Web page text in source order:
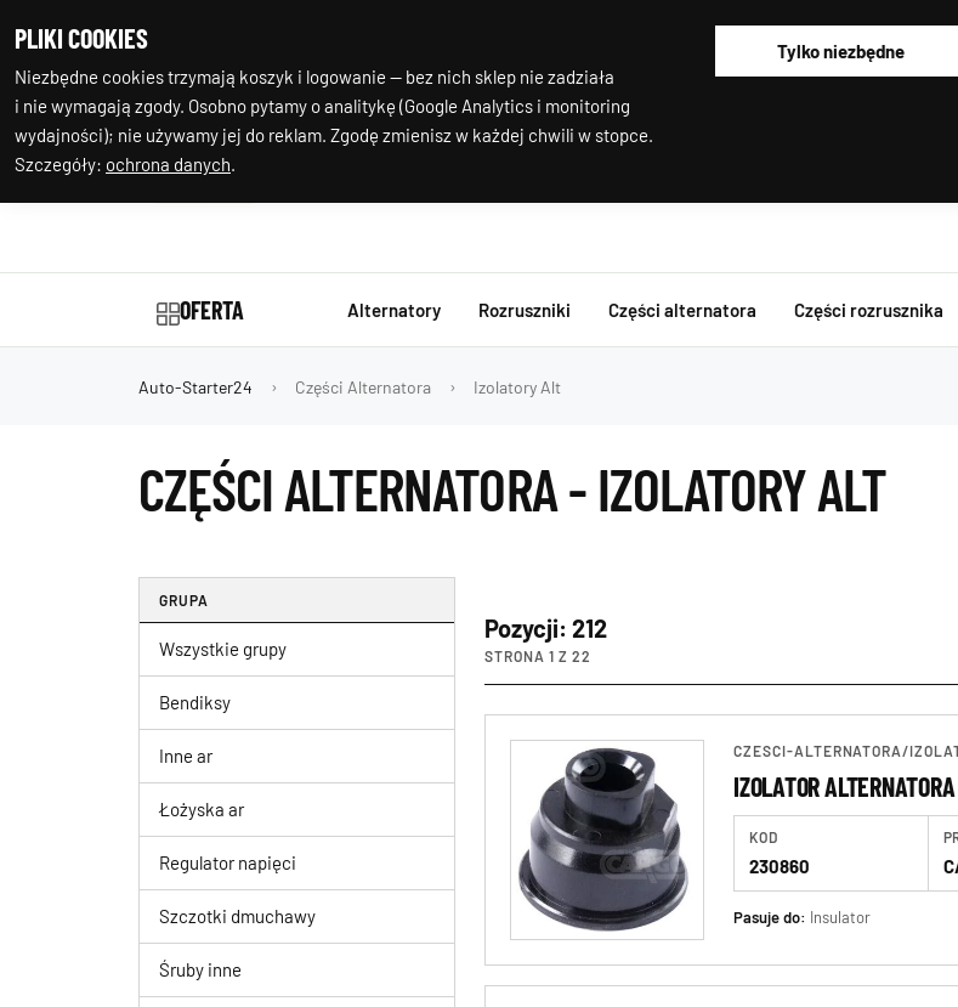
PLIKI COOKIES
Niezbędne cookies trzymają koszyk i logowanie — bez nich sklep nie zadziała
i nie wymagają zgody. Osobno pytamy o analitykę (Google Analytics i monitoring
wydajności); nie używamy jej do reklam. Zgodę zmienisz w każdej chwili w stopce.
Szczegóły: ochrona danych.
Tylko niezbędne
Pracujemy od poniedziałku do piątku od 8:00 do
Regenerujemy alternatory i rozruszniki od 2012
Regenerujemy filtry cząstek stałych
Rozruszniki o Wysokim Momencie Obrotowym
OFERTA Alternatory Rozruszniki Części alternatora Części rozrusznika
Auto-Starter24 Części Alternatora Izolatory Alt
CZĘŚCI ALTERNATORA - IZOLATORY ALT
Pozycji: 212
STRONA 1 Z 22
CZESCI-ALTERNATORA/
IZOLATOR
KOD
230860
Pasuje do: Insulator
GRUPA
Wszystkie grupy
Bendiksy
Inne ar
Łożyska ar
Regulator napięci
Szczotki dmuchawy
Śruby inne